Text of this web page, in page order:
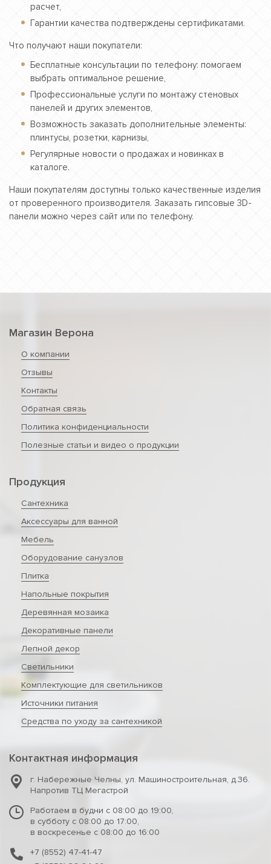
расчет,
Гарантии качества подтверждены сертификатами.
Что получают наши покупатели:
Бесплатные консультации по телефону: помогаем
выбрать оптимальное решение,
Профессиональные услуги по монтажу стеновых
панелей и других элементов,
Возможность заказать дополнительные элементы:
плинтусы, розетки, карнизы,
Регулярные новости о продажах и новинках в
каталоге.
Наши покупателям доступны только качественные изделия
от проверенного производителя. Заказать гипсовые 3D-
панели можно через сайт или по телефону.
Магазин Верона
О компании
Отзывы
Контакты
Обратная связь
Политика конфиденциальности
Полезные статьи и видео о продукции
Продукция
Сантехника
Аксессуары для ванной
Мебель
Оборудование санузлов
Плитка
Напольные покрытия
Деревянная мозаика
Декоративные панели
Лепной декор
Светильники
Комплектующие для светильников
Источники питания
Средства по уходу за сантехникой
Контактная информация
г. Набережные Челны, ул. Машиностроительная, д.36.
Напротив ТЦ Мегастрой
Работаем в будни с 08:00 до 19:00,
в субботу с 08:00 до 17:00,
в воскресенье с 08:00 до 16:00
+7 (8552) 47-41-47